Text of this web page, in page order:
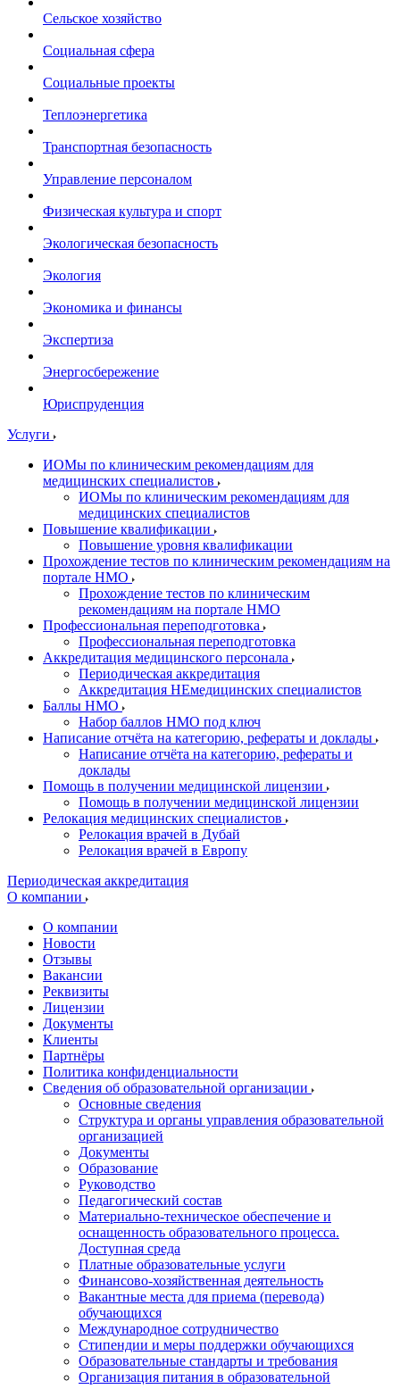
Сельское хозяйство
Социальная сфера
Социальные проекты
Теплоэнергетика
Транспортная безопасность
Управление персоналом
Физическая культура и спорт
Экологическая безопасность
Экология
Экономика и финансы
Экспертиза
Энергосбережение
Юриспруденция
Услуги
ИОМы по клиническим рекомендациям для
медицинских специалистов
ИОМы по клиническим рекомендациям для
медицинских специалистов
Повышение квалификации
Повышение уровня квалификации
Прохождение тестов по клиническим рекомендациям на
портале НМО
Прохождение тестов по клиническим
рекомендациям на портале НМО
Профессиональная переподготовка
Профессиональная переподготовка
Аккредитация медицинского персонала
Периодическая аккредитация
Аккредитация НЕмедицинских специалистов
Баллы НМО
Набор баллов НМО под ключ
Написание отчёта на категорию, рефераты и доклады
Написание отчёта на категорию, рефераты и
доклады
Помощь в получении медицинской лицензии
Помощь в получении медицинской лицензии
Релокация медицинских специалистов
Релокация врачей в Дубай
Релокация врачей в Европу
Периодическая аккредитация
О компании
О компании
Новости
Отзывы
Вакансии
Реквизиты
Лицензии
Документы
Клиенты
Партнёры
Политика конфиденциальности
Сведения об образовательной организации
Основные сведения
Структура и органы управления образовательной
организацией
Документы
Образование
Руководство
Педагогический состав
Материально-техническое обеспечение и
оснащенность образовательного процесса.
Доступная среда
Платные образовательные услуги
Финансово-хозяйственная деятельность
Вакантные места для приема (перевода)
обучающихся
Международное сотрудничество
Стипендии и меры поддержки обучающихся
Образовательные стандарты и требования
Организация питания в образовательной